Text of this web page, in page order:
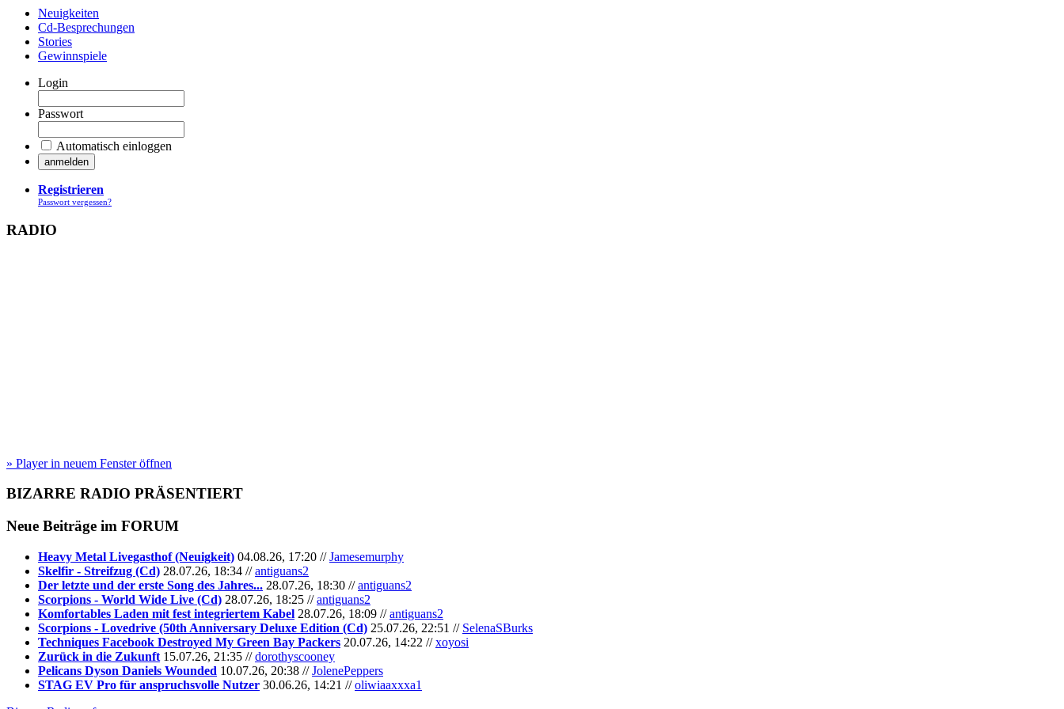
Neuigkeiten
Cd-Besprechungen
Stories
Gewinnspiele
Login
Passwort
Automatisch einloggen
Registrieren
Passwort vergessen?
RADIO
» Player in neuem Fenster öffnen
BIZARRE RADIO PRÄSENTIERT
Neue Beiträge im FORUM
Heavy Metal Livegasthof (Neuigkeit) 04.08.26, 17:20 //Jamesemurphy
Skelfir - Streifzug (Cd) 28.07.26, 18:34 //antiguans2
Der letzte und der erste Song des Jahres... 28.07.26, 18:30 //antiguans2
Scorpions - World Wide Live (Cd) 28.07.26, 18:25 //antiguans2
Komfortables Laden mit fest integriertem Kabel 28.07.26, 18:09 //antiguans2
Scorpions - Lovedrive (50th Anniversary Deluxe Edition (Cd) 25.07.26, 22:51 // SelenaSBurks
Techniques Facebook Destroyed My Green Bay Packers 20.07.26, 14:22 //xoyosi
Zurück in die Zukunft 15.07.26, 21:35 //dorothyscooney
Pelicans Dyson Daniels Wounded 10.07.26, 20:38 //JolenePeppers
STAG EV Pro für anspruchsvolle Nutzer 30.06.26, 14:21 //oliwiaaxxxa1